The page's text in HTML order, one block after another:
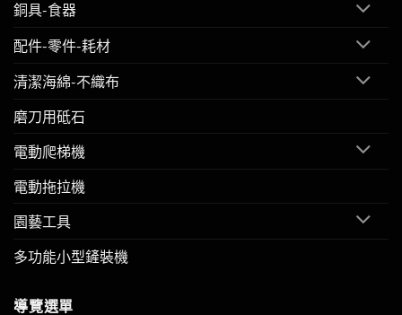
銅具-食器
配件-零件-耗材
清潔海綿-不織布
磨刀用砥石
電動爬梯機
電動拖拉機
園藝工具
多功能小型鏟裝機
導覽選單